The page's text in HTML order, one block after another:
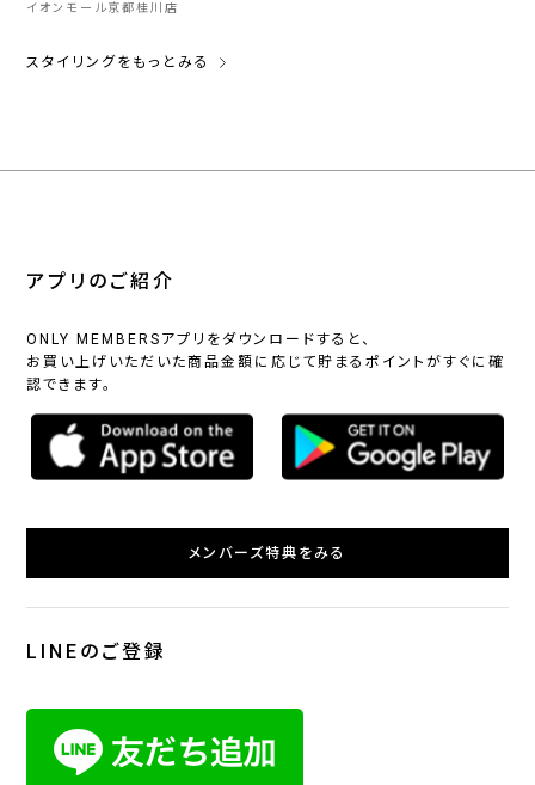
イオンモール京都桂川店
スタイリングをもっとみる
アプリのご紹介
ONLY MEMBERSアプリをダウンロードすると、
お買い上げいただいた商品金額に応じて貯まるポイントがすぐに確
認できます。
メンバーズ特典をみる
LINEのご登録